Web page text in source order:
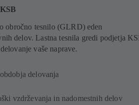
obročno tesnilo (GLRD) eden
delov. Lastna tesnila gredi podjetja
vaše naprave.
delovanja
vzdrževanja in nadomestnih delov